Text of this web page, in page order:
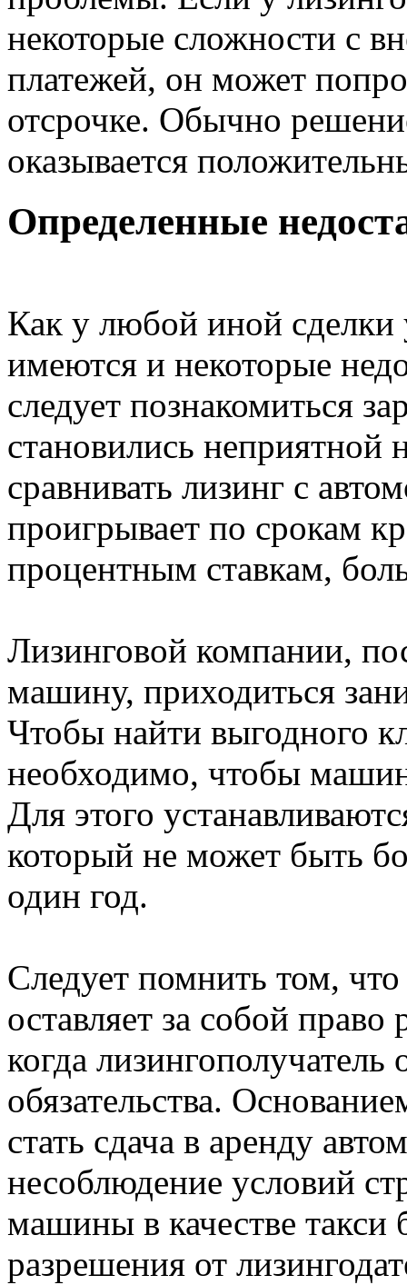
некоторые сложности с
платежей, он может
отсрочке. Обычно
оказывается
Определенные
Как у любой иной сделки
имеются и некоторые
следует познакомиться
становились
сравнивать лизинг с
проигрывает по срокам
процентным ставкам,
Лизинговой компании,
машину, приходиться
Чтобы найти выгодного
необходимо, чтобы
Для этого
который не может быть
один год.
Следует помнить том,
оставляет за собой право
когда лизингополучатель
обязательства.
стать сдача в аренду
несоблюдение условий
машины в качестве такси
разрешения от